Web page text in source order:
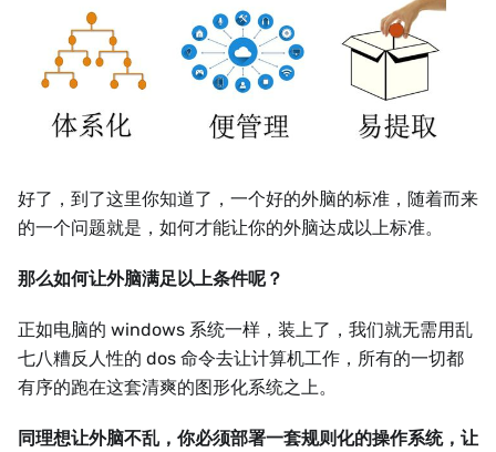
好了，到了这里你知道了，一个好的外脑的标准，随着而来
的一个问题就是，如何才能让你的外脑达成以上标准。
那么如何让外脑满足以上条件呢？
正如电脑的 windows 系统一样，装上了，我们就无需用乱
七八糟反人性的 dos 命令去让计算机工作，所有的一切都
有序的跑在这套清爽的图形化系统之上。
同理想让外脑不乱，你必须部署一套规则化的操作系统，让